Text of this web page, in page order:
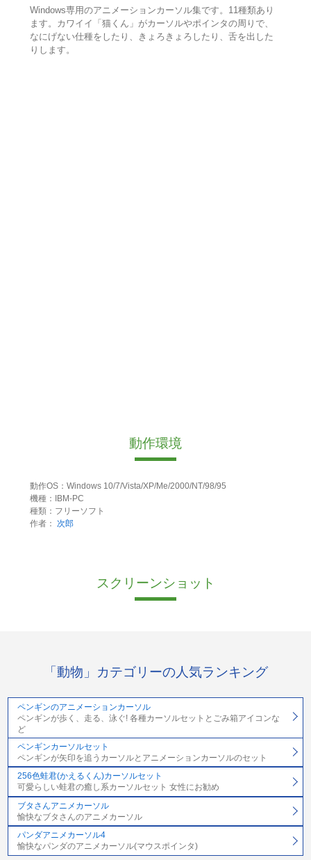
Windows専用のアニメーションカーソル集です。11種類あり
ます。カワイイ「猫くん」がカーソルやポインタの周りで、
なにげない仕種をしたり、きょろきょろしたり、舌を出した
りします。
動作環境
動作OS：Windows 10/7/Vista/XP/Me/2000/NT/98/95
機種：IBM-PC
種類：フリーソフト
作者：
次郎
スクリーンショット
「動物」カテゴリーの人気ランキング
ペンギンのアニメーションカーソル
ペンギンが歩く、走る、泳ぐ! 各種カーソルセットとごみ箱アイコンな
ど
ペンギンカーソルセット
ペンギンが矢印を追うカーソルとアニメーションカーソルのセット
256色蛙君(かえるくん)カーソルセット
可愛らしい蛙君の癒し系カーソルセット 女性にお勧め
ブタさんアニメカーソル
愉快なブタさんのアニメカーソル
パンダアニメカーソル4
愉快なパンダのアニメカーソル(マウスポインタ)